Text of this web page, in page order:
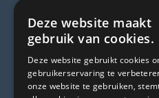
Neem gerust
Deze website maakt
gebruik van cookies.
Deze website gebruikt cookies
gebruikerservaring te
onze website te gebruiken,